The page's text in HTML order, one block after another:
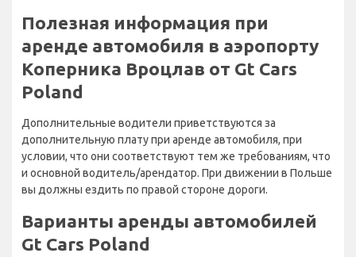
Полезная информация при
аренде автомобиля в аэропорту
Коперника Вроцлав от Gt Cars
Poland
Дополнительные водители приветствуются за
дополнительную плату при аренде автомобиля, при
условии, что они соответствуют тем же требованиям, что
и основной водитель/арендатор. При движении в Польше
вы должны ездить по правой стороне дороги.
Варианты аренды автомобилей
Gt Cars Poland